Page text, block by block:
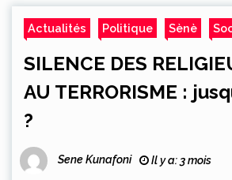
Actualités Politique Sènè
SILENCE DES
AU TERRORISME :
?
Sene Kunafoni Il y a: 3 mois